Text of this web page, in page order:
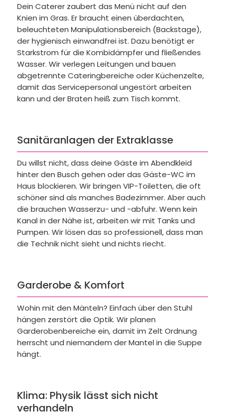
Dein Caterer zaubert das Menü nicht auf den
Knien im Gras. Er braucht einen überdachten,
beleuchteten Manipulationsbereich (Backstage),
der hygienisch einwandfrei ist. Dazu benötigt er
Starkstrom für die Kombidämpfer und fließendes
Wasser. Wir verlegen Leitungen und bauen
abgetrennte Cateringbereiche oder Küchenzelte,
damit das Servicepersonal ungestört arbeiten
kann und der Braten heiß zum Tisch kommt.
Sanitäranlagen der Extraklasse
Du willst nicht, dass deine Gäste im Abendkleid
hinter den Busch gehen oder das Gäste-WC im
Haus blockieren. Wir bringen VIP-Toiletten, die oft
schöner sind als manches Badezimmer. Aber auch
die brauchen Wasserzu- und -abfuhr. Wenn kein
Kanal in der Nähe ist, arbeiten wir mit Tanks und
Pumpen. Wir lösen das so professionell, dass man
die Technik nicht sieht und nichts riecht.
Garderobe & Komfort
Wohin mit den Mänteln? Einfach über den Stuhl
hängen zerstört die Optik. Wir planen
Garderobenbereiche ein, damit im Zelt Ordnung
herrscht und niemandem der Mantel in die Suppe
hängt.
Klima: Physik lässt sich nicht
verhandeln